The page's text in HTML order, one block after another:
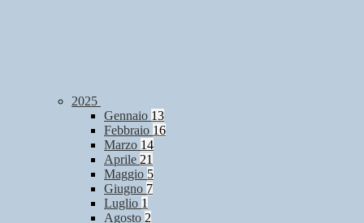
2025
Gennaio 13
Febbraio 16
Marzo 14
Aprile 21
Maggio 5
Giugno 7
Luglio 1
Agosto 2